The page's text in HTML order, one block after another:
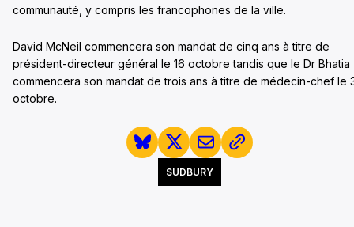
communauté, y compris les francophones de la ville.
David McNeil commencera son mandat de cinq ans à titre de
président-directeur général le 16 octobre tandis que le Dr Bhatia
commencera son mandat de trois ans à titre de médecin-chef le
octobre.
SUDBURY